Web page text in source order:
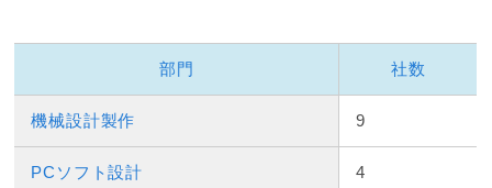
部門 社数
機械設計製作 9
PCソフト設計 4